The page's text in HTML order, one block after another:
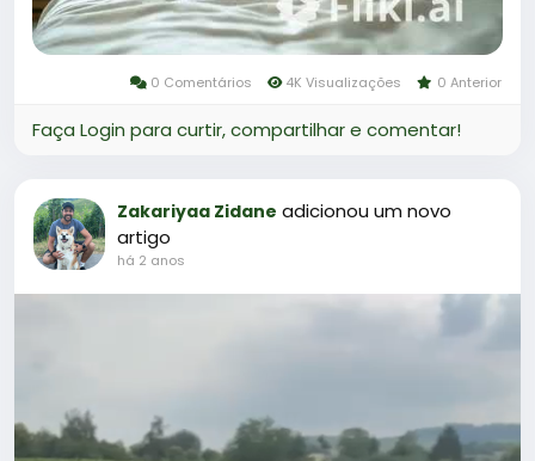
0 Comentários 4K Visualizações 0 Anterior
Faça Login para curtir, compartilhar e comentar!
Zakariyaa Zidane adicionou um novo
artigo
há 2 anos